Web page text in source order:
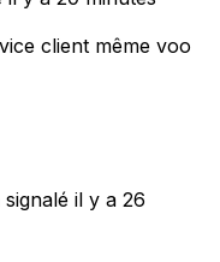
client même voo
signalé il y a 26